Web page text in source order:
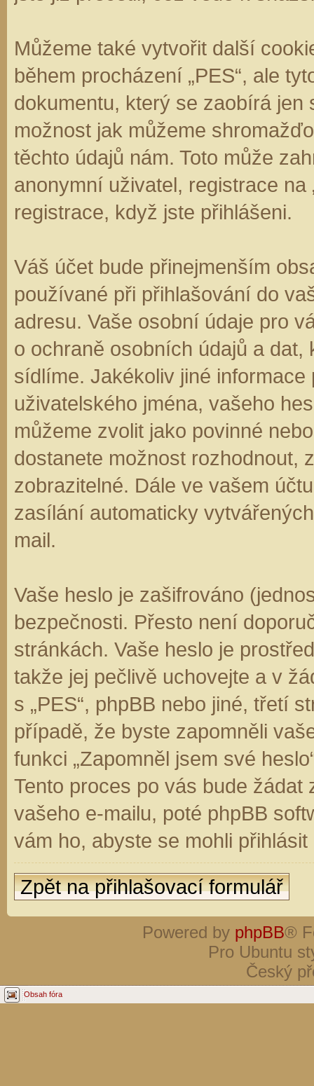
Můžeme také vytvořit další
během procházení „PES“, ale
dokumentu, který se zaobírá jen
možnost jak můžeme
těchto údajů nám. Toto může
anonymní uživatel, registrace
registrace, když jste přihlášeni.
Váš účet bude přinejmenším
používané při přihlašování do
adresu. Vaše osobní údaje pro
o ochraně osobních údajů a
sídlíme. Jakékoliv jiné informace
uživatelského jména, vašeho
můžeme zvolit jako povinné
dostanete možnost rozhodnout,
zobrazitelné. Dále ve vašem
zasílání automaticky
mail.
Vaše heslo je zašifrováno
bezpečnosti. Přesto není
stránkách. Vaše heslo je
takže jej pečlivě uchovejte a v
s „PES“, phpBB nebo jiné, třetí
případě, že byste zapomněli
funkci „Zapomněl jsem své
Tento proces po vás bude
vašeho e-mailu, poté phpBB
vám ho, abyste se mohli
Zpět na přihlašovací formulář
Powered by phpBB®
Pro Ubuntu
Český
Obsah fóra